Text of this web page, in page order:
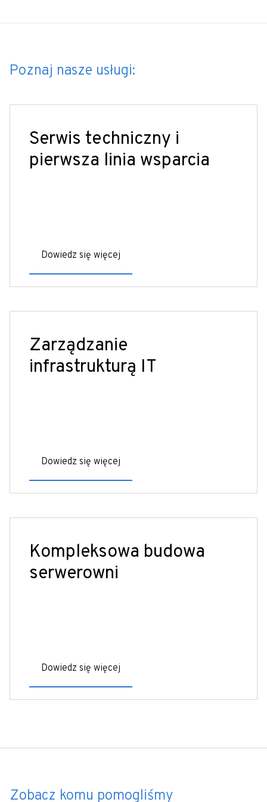
Poznaj nasze usługi:
Serwis techniczny i
pierwsza linia wsparcia
Dowiedz się więcej
Zarządzanie
infrastrukturą IT
Dowiedz się więcej
Kompleksowa budowa
serwerowni
Dowiedz się więcej
Zobacz komu pomogliśmy